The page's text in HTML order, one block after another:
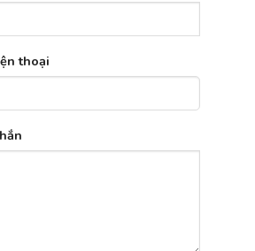
thoại